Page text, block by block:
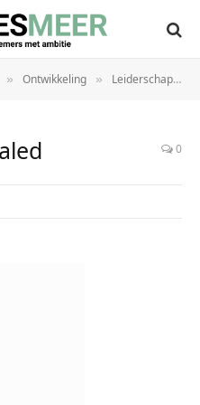
» Ontwikkeling » Leiderschap
0